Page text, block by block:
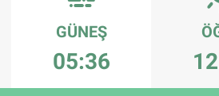
GÜNEŞ
05:36